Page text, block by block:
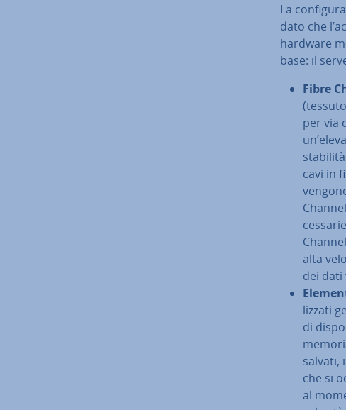
La
dato che
hardware
base: il
Fibre
per via
cavi in
alta
dei dati
liz­za­ti
di
salvati,
che si
al